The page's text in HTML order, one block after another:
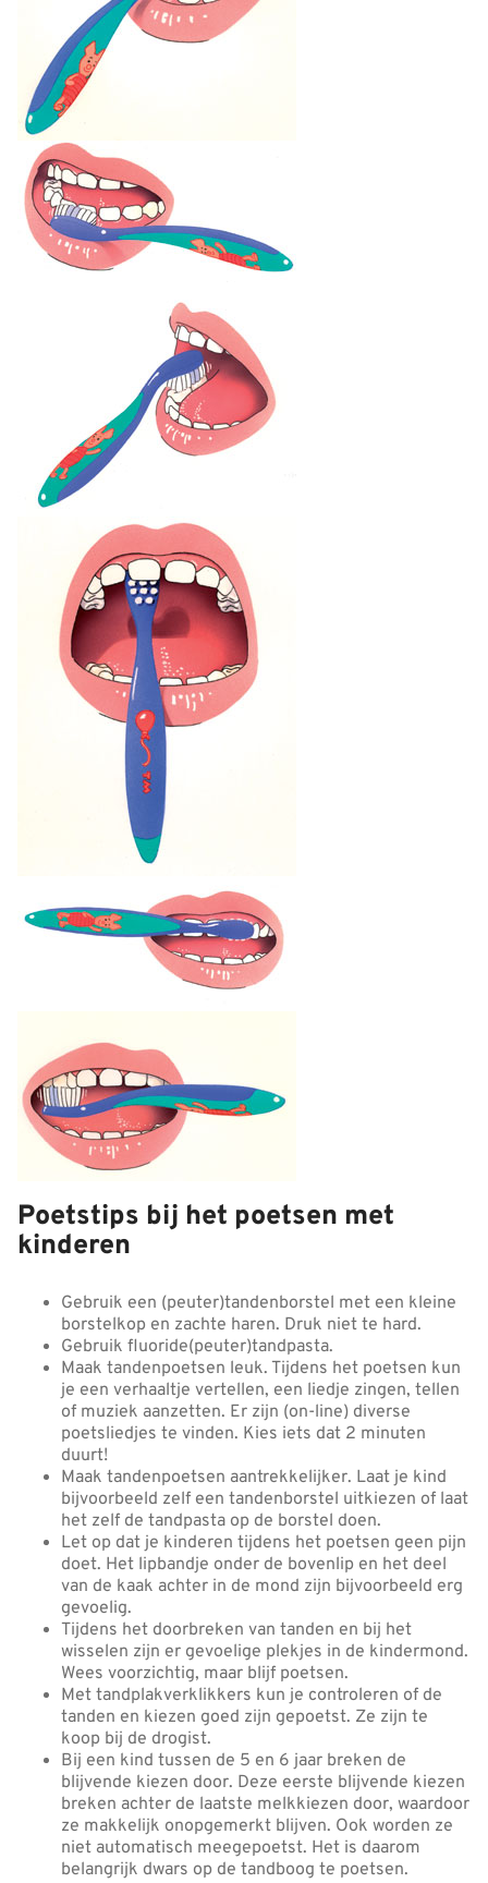
Poetstips bij het poetsen met
kinderen
Gebruik een (peuter)tandenborstel met een kleine
borstelkop en zachte haren. Druk niet te hard.
Gebruik fluoride(peuter)tandpasta.
Maak tandenpoetsen leuk. Tijdens het poetsen kun
je een verhaaltje vertellen, een liedje zingen, tellen
of muziek aanzetten. Er zijn (on-line) diverse
poetsliedjes te vinden. Kies iets dat 2 minuten
duurt!
Maak tandenpoetsen aantrekkelijker. Laat je kind
bijvoorbeeld zelf een tandenborstel uitkiezen of laat
het zelf de tandpasta op de borstel doen.
Let op dat je kinderen tijdens het poetsen geen pijn
doet. Het lipbandje onder de bovenlip en het deel
van de kaak achter in de mond zijn bijvoorbeeld erg
gevoelig.
Tijdens het doorbreken van tanden en bij het
wisselen zijn er gevoelige plekjes in de kindermond.
Wees voorzichtig, maar blijf poetsen.
Met tandplakverklikkers kun je controleren of de
tanden en kiezen goed zijn gepoetst. Ze zijn te
koop bij de drogist.
Bij een kind tussen de 5 en 6 jaar breken de
blijvende kiezen door. Deze eerste blijvende kiezen
breken achter de laatste melkkiezen door, waardoor
ze makkelijk onopgemerkt blijven. Ook worden ze
niet automatisch meegepoetst. Het is daarom
belangrijk dwars op de tandboog te poetsen.